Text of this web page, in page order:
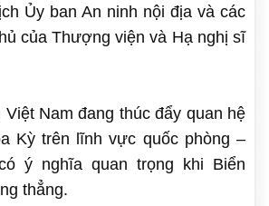
Ủy ban An ninh nội địa và các
của Thượng viện và Hạ nghị sĩ
Nam đang thúc đẩy quan hệ
Kỳ trên lĩnh vực quốc phòng –
ý nghĩa quan trọng khi Biển
thẳng.